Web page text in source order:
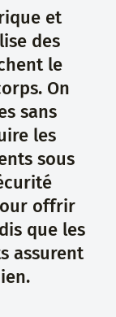
et
des
le
On
sans
les
sous
offrir
que les
assurent